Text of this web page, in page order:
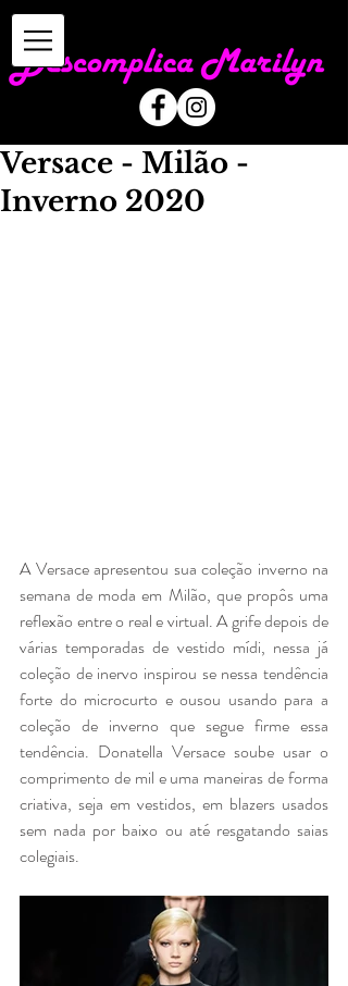
Versace - Milão -
Inverno 2020
A Versace apresentou sua coleção inverno na
semana de moda em Milão, que propôs uma
reflexão entre o real e virtual. A grife depois de
várias temporadas de vestido mídi, nessa já
coleção de inervo inspirou se nessa tendência
forte do microcurto e ousou usando para a
coleção de inverno que segue firme essa
tendência. Donatella Versace soube usar o
comprimento de mil e uma maneiras de forma
criativa, seja em vestidos, em blazers usados
sem nada por baixo ou até resgatando saias
colegiais.